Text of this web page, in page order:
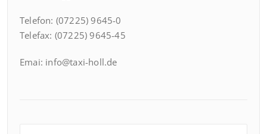
Telefon: (07225) 9645-0
Telefax: (07225) 9645-45
Emai: info@taxi-holl.de